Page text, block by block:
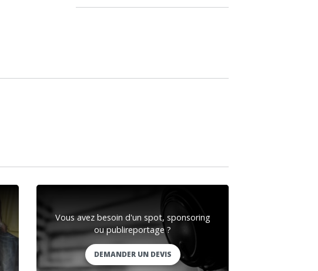
Vous avez besoin d'un spot, sponsoring
ou publireportage ?
DEMANDER UN DEVIS